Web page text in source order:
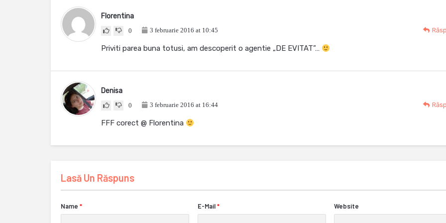
Florentina
0 3 februarie 2016 at 10:45
Priviti parea buna totusi, am descoperit o agentie „DE EVITAT”…
Denisa
0 3 februarie 2016 at 16:44
FFF corect @ Florentina
Lasă Un Răspuns
Name * E-Mail * Website